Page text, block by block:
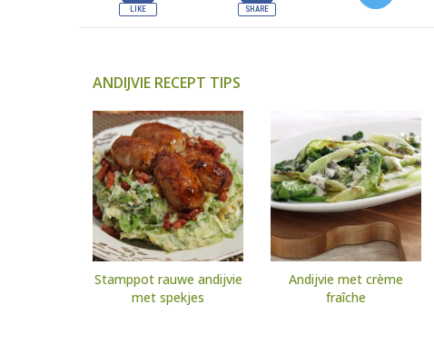
ANDIJVIE RECEPT TIPS
Stamppot rauwe andijvie
met spekjes
Andijvie met crème
fraîche